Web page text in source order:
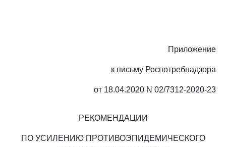
Приложение
к письму Роспотребнадзора
от 18.04.2020 N 02/7312-2020-23
РЕКОМЕНДАЦИИ
ПО УСИЛЕНИЮ ПРОТИВОЭПИДЕМИЧЕСКОГО